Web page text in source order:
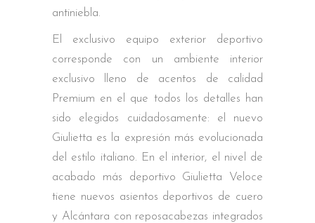
antiniebla.
El exclusivo equipo exterior deportivo
corresponde con un ambiente interior
exclusivo lleno de acentos de calidad
Premium en el que todos los detalles han
sido elegidos cuidadosamente: el nuevo
Giulietta es la expresión más evolucionada
del estilo italiano. En el interior, el nivel de
acabado más deportivo Giulietta Veloce
tiene nuevos asientos deportivos de cuero
y Alcántara con reposacabezas integrados